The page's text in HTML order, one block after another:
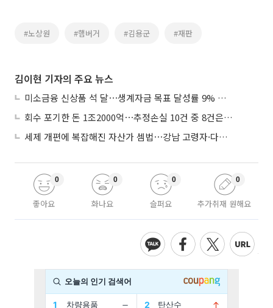
#노상원 #햄버거 #김용군 #재판
김이현 기자의 주요 뉴스
미소금융 신상품 석 달⋯생계자금 목표 달성률 9% 그쳐
회수 포기한 돈 1조2000억⋯추정손실 10건 중 8건은 기업대출
세제 개편에 복잡해진 자산가 셈법⋯강남 고령자·다주택자 ‘자산재편 고심’
좋아요
0
화나요
0
슬퍼요
0
추가취재 원해요
0